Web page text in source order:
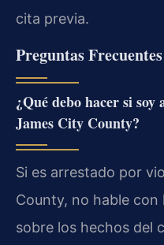
cita previa.
Preguntas Frecuentes
¿Qué debo hacer si
James City County?
Si es arrestado por
County, no hable con
sobre los hechos del